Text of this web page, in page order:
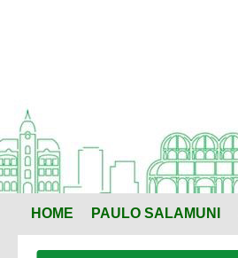
HOME PAULO SALAMUNI